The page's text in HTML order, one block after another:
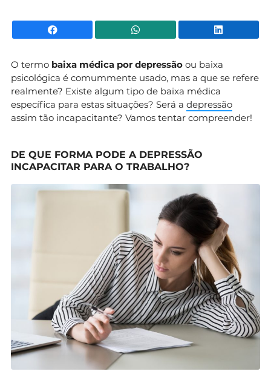
Facebook WhatsApp
O termo baixa médica por depressão ou baixa
psicológica é comummente usado, mas a que se refere
realmente? Existe algum tipo de baixa médica
específica para estas situações? Será a depressão
assim tão incapacitante? Vamos tentar compreender!
DE QUE FORMA PODE A DEPRESSÃO
INCAPACITAR PARA O TRABALHO?